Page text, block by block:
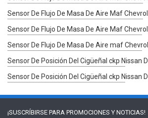
Sensor De Flujo De Masa De Aire Maf
Sensor De Flujo De Masa De Aire Maf
Sensor De Flujo De Masa De Aire maf
Sensor De Posición Del Cigüeñal ckp Nissan
Sensor De Posición Del Cigüeñal ckp Nissan
¡SUSCRÍBIRSE PARA PROMOCIONES Y NOTICIAS!